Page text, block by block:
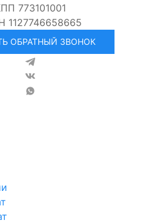
773101001
1127746658665
ОБРАТНЫЙ ЗВОНОК